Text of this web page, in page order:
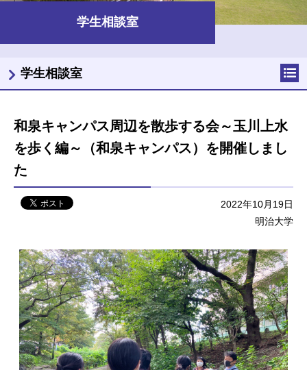
学生相談室
和泉キャンパス周辺を散歩する会～玉川上水
を歩く編～（和泉キャンパス）を開催しまし
た
2022年10月19日
明治大学
学生相談室